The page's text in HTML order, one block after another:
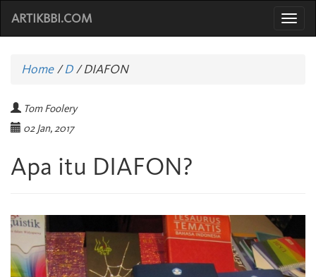
ARTIKBBI.COM
Home/D /DIAFON
Tom Foolery
02 Jan, 2017
Apa itu DIAFON?